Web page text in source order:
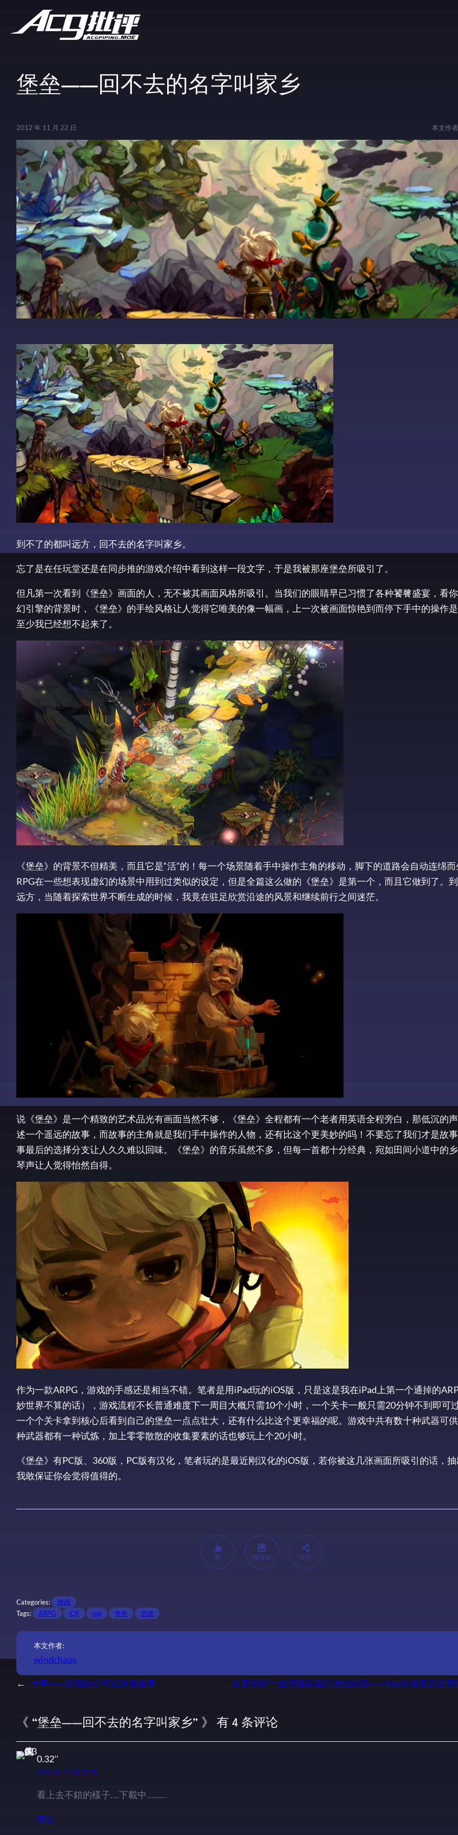
堡垒——回不去的名字叫家乡
2012 年 11 月 22 日 本文作者
到不了的都叫远方，回不去的名字叫家乡。
忘了是在任玩堂还是在同步推的游戏介绍中看到这样一段文字，于是我被那座堡垒所吸引了。
但凡第一次看到《堡垒》画面的人，无不被其画面风格所吸引。当我们的眼睛早已习惯了各种饕餮盛宴，看
幻引擎的背景时，《堡垒》的手绘风格让人觉得它唯美的像一幅画，上一次被画面惊艳到而停下手中的操作
至少我已经想不起来了。
《堡垒》的背景不但精美，而且它是“活”的！每一个场景随着手中操作主角的移动，脚下的道路会自动连绵
RPG在一些想表现虚幻的场景中用到过类似的设定，但是全篇这么做的《堡垒》是第一个，而且它做到了。
远方，当随着探索世界不断生成的时候，我竟在驻足欣赏沿途的风景和继续前行之间迷茫。
说《堡垒》是一个精致的艺术品光有画面当然不够，《堡垒》全程都有一个老者用英语全程旁白，那低沉的
述一个遥远的故事，而故事的主角就是我们手中操作的人物，还有比这个更美妙的吗！不要忘了我们才是故
事最后的选择分支让人久久难以回味。《堡垒》的音乐虽然不多，但每一首都十分经典，宛如田间小道中的
琴声让人觉得怡然自得。
作为一款ARPG，游戏的手感还是相当不错。笔者是用iPad玩的iOS版，只是这是我在iPad上第一个通掉的
妙世界不算的话），游戏流程不长普通难度下一周目大概只需10个小时，一个关卡一般只需20分钟不到即可
一个个关卡拿到核心后看到自己的堡垒一点点壮大，还有什么比这个更幸福的呢。游戏中共有数十种武器可
种武器都有一种试炼，加上零零散散的收集要素的话也够玩上个20小时。
《堡垒》有PC版、360版，PC版有汉化，笔者玩的是最近刚汉化的iOS版，若你被这几张画面所吸引的话，
我敢保证你会觉得值得的。
赞 微海报 分享
Categories:
游戏
Tags:
ARPG iOS rpg 堡垒 游戏
本文作者:
windchaos
← 十年——游戏的心可以改变世界 从那天起一直伴随在我们身边的歌——Key社发展历史回
《 “堡垒——回不去的名字叫家乡” 》 有 4 条评论
0.32''
2012 年 11 月 22 日
看上去不錯的樣子….下載中………
回复